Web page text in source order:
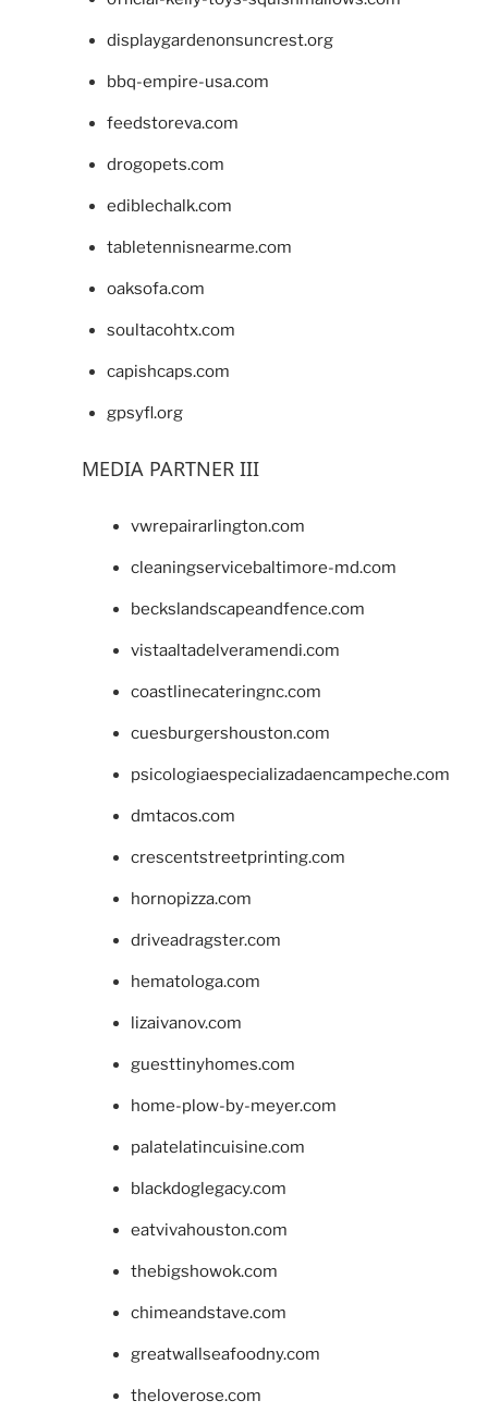
displaygardenonsuncrest.org
bbq-empire-usa.com
feedstoreva.com
drogopets.com
ediblechalk.com
tabletennisnearme.com
oaksofa.com
soultacohtx.com
capishcaps.com
gpsyfl.org
MEDIA PARTNER III
vwrepairarlington.com
cleaningservicebaltimore-md.com
beckslandscapeandfence.com
vistaaltadelveramendi.com
coastlinecateringnc.com
cuesburgershouston.com
psicologiaespecializadaencampeche.com
dmtacos.com
crescentstreetprinting.com
hornopizza.com
driveadragster.com
hematologa.com
lizaivanov.com
guesttinyhomes.com
home-plow-by-meyer.com
palatelatincuisine.com
blackdoglegacy.com
eatvivahouston.com
thebigshowok.com
chimeandstave.com
greatwallseafoodny.com
theloverose.com